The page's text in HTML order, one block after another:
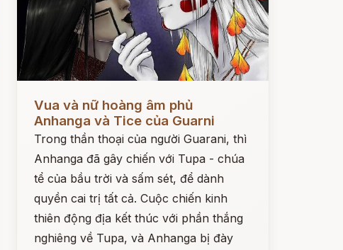
Vua và nữ hoàng âm phủ
Anhanga và Tice của Guarni
Trong thần thoại của người Guarani, thì
Anhanga đã gây chiến với Tupa - chúa
tể của bầu trời và sấm sét, để dành
quyền cai trị tất cả. Cuộc chiến kinh
thiên động địa kết thúc với phần thắng
nghiêng về Tupa, và Anhanga bị đày